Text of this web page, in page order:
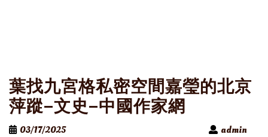
葉找九宮格私密空間嘉瑩的北京
萍蹤–文史–中國作家網
03/17/2025
admin